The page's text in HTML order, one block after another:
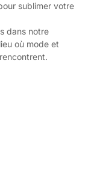
sublimer votre
dans notre
où mode et